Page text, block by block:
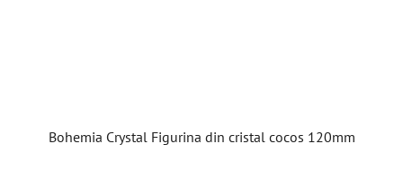
Bohemia Crystal Figurina din cristal cocos 120mm